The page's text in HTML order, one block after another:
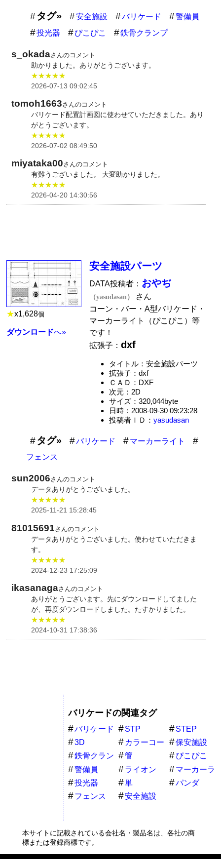
タグ» 安全施設 バリケード
警備員
投光器
ぴこぴこ 鉄骨クランプ
s_okadaさんのコメント
助かりました。ありがとうございます。
★★★★★
2026-07-13 09:02:45
tomoh1663さんのコメント
バリケード配置計画図に使わせていただきました。あり
がとうございます。
★★★★★
2026-07-02 08:49:50
miyataka00さんのコメント
有難うございました。 大変助かりました。
★★★★★
2026-04-20 14:30:56
★x1,628個
ダウンロードへ»
安全施設パーツ
DATA投稿者： おやぢ
（yasudasan）
さん
コーン・バー・A型バリケード・
マーカーライト（ぴこぴこ）等
です！
拡張子：dxf
タイトル：安全施設パーツ
拡張子：dxf
ＣＡＤ：DXF
次元：2D
サイズ：320,044byte
日時：2008-09-30 09:23:28
投稿者ＩＤ： yasudasan
タグ» バリケード
マーカーライト
フェンス
sun2006さんのコメント
データありがとうございました。
★★★★★
2025-11-21 15:28:45
81015691さんのコメント
データありがとうございました。使わせていただきま
す。
★★★★★
2024-12-23 17:25:09
ikasanagaさんのコメント
ありがとうございます。先にダウンロードしてました
が、再度ダウンロードしました。たすかりました。
★★★★★
2024-10-31 17:38:36
バリケードの関連タグ
バリケード STP
STEP
3D
カラーコー
ン
保安施設
鉄骨クラン
プ
管
ぴこぴこ
警備員
ライオン
マーカーラ
イト
投光器 単
パンダ
フェンス
安全施設
本サイトに記載されている会社名・製品名は、各社の商
標または登録商標です。